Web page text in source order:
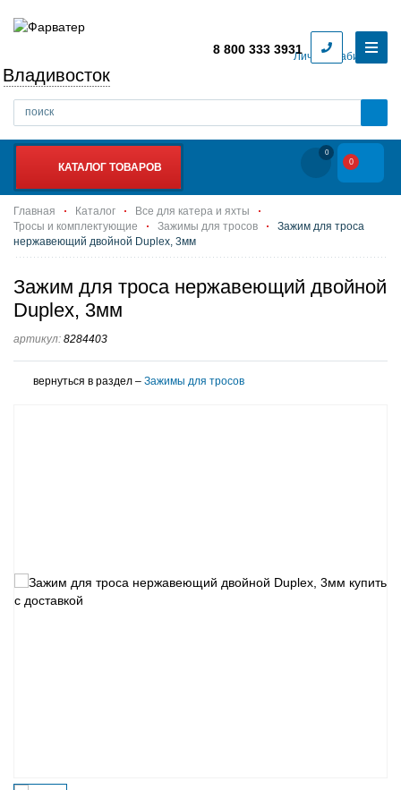
Личный кабинет
Владивосток
8 800 333 3931
КАТАЛОГ ТОВАРОВ
0
0
Главная Каталог
Все для катера и яхты
Тросы и комплектующие
Зажимы для тросов
Зажим для троса
нержавеющий двойной Duplex, 3мм
Зажим для троса нержавеющий двойной
Duplex, 3мм
артикул: 8284403
вернуться в раздел – Зажимы для тросов